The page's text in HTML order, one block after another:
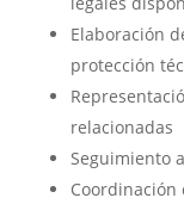
Elaboración
protección
relacionadas
Seguimiento
Coordinación